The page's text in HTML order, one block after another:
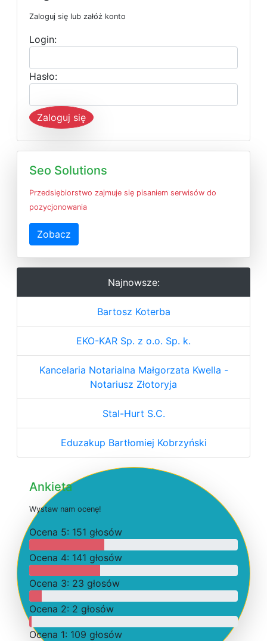
Zaloguj się lub załóż konto
Login:
Hasło:
Zaloguj się
Seo Solutions
Przedsiębiorstwo zajmuje się pisaniem serwisów do
pozycjonowania
Zobacz
Najnowsze:
Bartosz Koterba
EKO-KAR Sp. z o.o. Sp. k.
Kancelaria Notarialna Małgorzata Kwella -
Notariusz Złotoryja
Stal-Hurt S.C.
Eduzakup Bartłomiej Kobrzyński
Ankieta
Wystaw nam ocenę!
Ocena 5: 151 głosów
Ocena 4: 141 głosów
Ocena 3: 23 głosów
Ocena 2: 2 głosów
Ocena 1: 109 głosów